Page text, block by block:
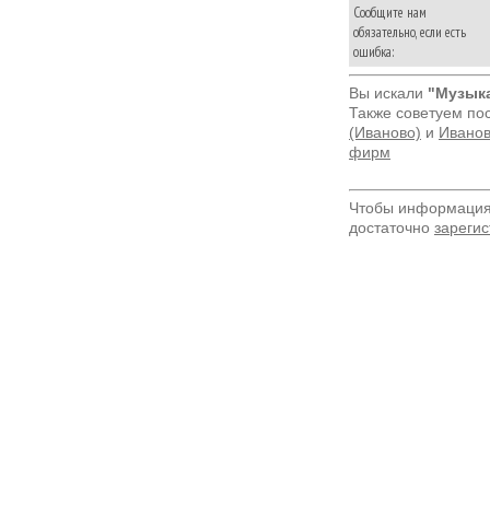
Сообщите нам
обязательно, если есть
ошибка:
Вы искали
Также советуем
(Иваново) и
фирм
Чтобы
достаточно